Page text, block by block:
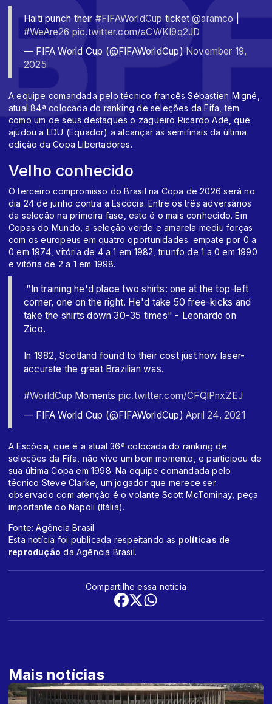
Haiti punch their #FIFAWorldCup ticket ️@aramco
#WeAre26 pic.twitter.com/aCWKI9q2JD
— FIFA World Cup (@FIFAWorldCup) November 19,
2025
A equipe comandada pelo técnico francês Sébastien Migné,
atual 84ª colocada do ranking de seleções da Fifa, tem
como um de seus destaques o zagueiro Ricardo Adé, que
ajudou a LDU (Equador) a alcançar as semifinais da última
edição da Copa Libertadores.
Velho conhecido
O terceiro compromisso do Brasil na Copa de 2026 será no
dia 24 de junho contra a Escócia. Entre os três adversários
da seleção na primeira fase, este é o mais conhecido. Em
Copas do Mundo, a seleção verde e amarela mediu forças
com os europeus em quatro oportunidades: empate por 0 a
0 em 1974, vitória de 4 a 1 em 1982, triunfo de 1 a 0 em 1990
e vitória de 2 a 1 em 1998.
️ “In training he'd place two shirts: one at the top-left
corner, one on the right. He'd take 50 free-kicks and
take the shirts down 30-35 times" - Leonardo on
Zico.
In 1982, Scotland found to their cost just how laser-
accurate the great Brazilian was.
#WorldCup Moments pic.twitter.com/CFQlPnxZEJ
— FIFA World Cup (@FIFAWorldCup) April 24, 2021
A Escócia, que é a atual 36ª colocada do ranking de
seleções da Fifa, não vive um bom momento, e participou de
sua última Copa em 1998. Na equipe comandada pelo
técnico Steve Clarke, um jogador que merece ser
observado com atenção é o volante Scott McTominay, peça
importante do Napoli (Itália).
Fonte: Agência Brasil
Esta notícia foi publicada respeitando as políticas de
reprodução da Agência Brasil.
Compartilhe essa notícia
Mais notícias